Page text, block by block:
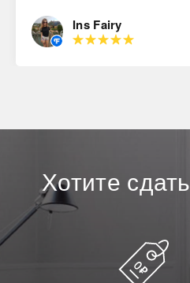
Ins Fairy
Хотите сдать